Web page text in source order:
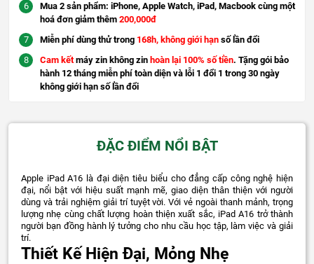
Mua 2 sản phẩm: iPhone, Apple Watch, iPad, Macbook cùng một
hoá đơn giảm thêm 200,000đ
Miễn phí dùng thử trong 168h, không giới hạn số lần đổi
Cam kếtmáy zin không zin hoàn lại 100% số tiền. Tặng gói bảo
hành 12 tháng miễn phí toàn diện và lỗi 1 đổi 1 trong 30 ngày
không giới hạn số lần đổi
ĐẶC ĐIỂM NỔI BẬT
Apple iPad A16 là đại diện tiêu biểu cho đẳng cấp công nghệ hiện
đại, nổi bật với hiệu suất mạnh mẽ, giao diện thân thiện với người
dùng và trải nghiệm giải trí tuyệt vời. Với vẻ ngoài thanh mảnh, trọng
lượng nhẹ cùng chất lượng hoàn thiện xuất sắc, iPad A16 trở thành
người bạn đồng hành lý tưởng cho nhu cầu học tập, làm việc và giải
trí.
Thiết Kế Hiện Đại, Mỏng Nhẹ